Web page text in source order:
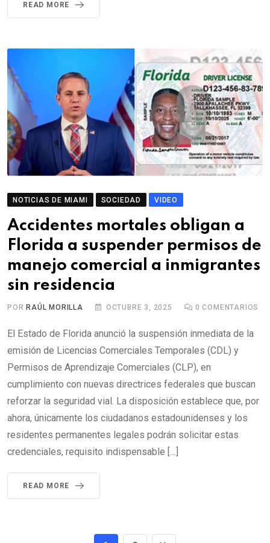
READ MORE
NOTICIAS DE MIAMI SOCIEDAD VIDEO
Accidentes mortales obligan a
Florida a suspender permisos de
manejo comercial a inmigrantes
sin residencia
POR RAÚL MORILLA OCTUBRE 3, 2025 0 COMENTARIOS
El Estado de Florida anunció la suspensión inmediata de la
emisión de Licencias Comerciales Temporales (CDL) y
Permisos de Aprendizaje Comerciales (CLP), en
cumplimiento con nuevas directrices federales que buscan
reforzar la seguridad vial. La disposición establece que, por
ahora, únicamente los ciudadanos estadounidenses y los
residentes permanentes legales podrán solicitar estas
credenciales, requisito indispensable […]
READ MORE